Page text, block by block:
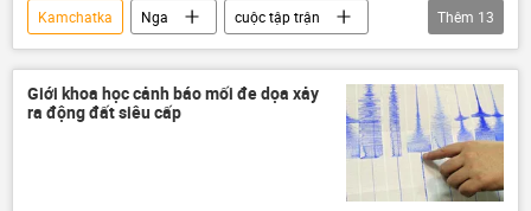
Kamchatka Nga
cuộc tập trận
vũ khí hạt nhân
lĩnh vực hạt nhân
thông tin
Thế giới
Quân sự
Báo chí thế giới
tổ hợp Yars
Thêm 13
Giới khoa học cảnh báo mối đe dọa xảy
ra động đất siêu cấp